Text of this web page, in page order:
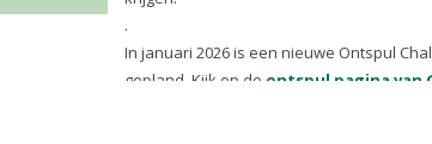
Decluttering Challenge
Yvonne van Baaren's Decluttering Challenge
(Green, Healthy and Happy) helps you
become (more) aware of the impact your